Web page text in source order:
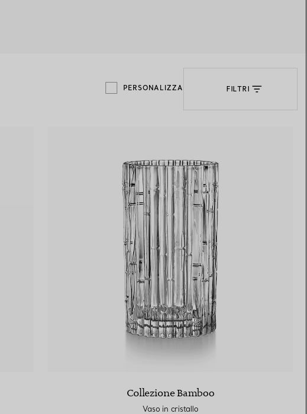
PERSONALIZZA FILTRI
Collezione Bamboo
Vaso in cristallo